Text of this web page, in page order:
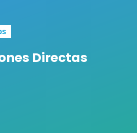
Directas